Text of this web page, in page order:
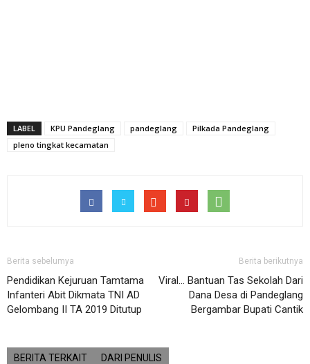
LABEL KPU Pandeglang pandeglang
Pilkada Pandeglang
pleno tingkat kecamatan
Berita sebelumya
Pendidikan Kejuruan Tamtama
Infanteri Abit Dikmata TNI AD
Gelombang II TA 2019 Ditutup
Berita berikutnya
Viral… Bantuan Tas Sekolah Dari
Dana Desa di Pandeglang
Bergambar Bupati Cantik
BERITA TERKAIT DARI PENULIS